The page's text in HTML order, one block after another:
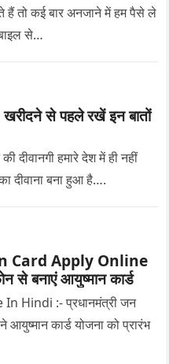
हैं तो कई बार अनजाने में हम पैसे ले
से…
से पहले रखें इन बातों
हमारे देश में ही नहीं
दीवाना बना हुआ है….
Card Apply Online
से बनाएं आयुष्मान कार्ड
Hindi :- प्रधानमंत्री जन
कार्ड योजना को प्रारंभ